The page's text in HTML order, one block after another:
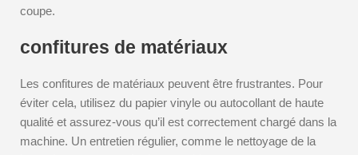
coupe.
confitures de matériaux
Les confitures de matériaux peuvent être frustrantes. Pour
éviter cela, utilisez du papier vinyle ou autocollant de haute
qualité et assurez-vous qu’il est correctement chargé dans la
machine. Un entretien régulier, comme le nettoyage de la